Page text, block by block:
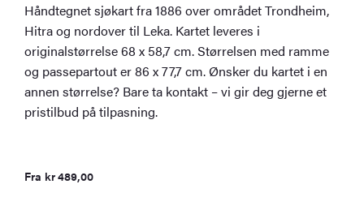
Håndtegnet sjøkart fra 1886 over området Trondheim,
Hitra og nordover til Leka. Kartet leveres i
originalstørrelse 68 x 58,7 cm. Størrelsen med ramme
og passepartout er 86 x 77,7 cm. Ønsker du kartet i en
annen størrelse? Bare ta kontakt – vi gir deg gjerne et
pristilbud på tilpasning.
Fra kr489,00